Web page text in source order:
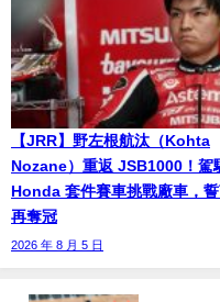
【JRR】野左根航汰（Kohta
Nozane）重返 JSB1000！駕
Honda 套件賽車挑戰廠車，
再奪冠
2026 年 8 月 5 日